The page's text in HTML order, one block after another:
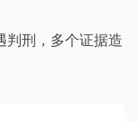
判刑，多个证据造